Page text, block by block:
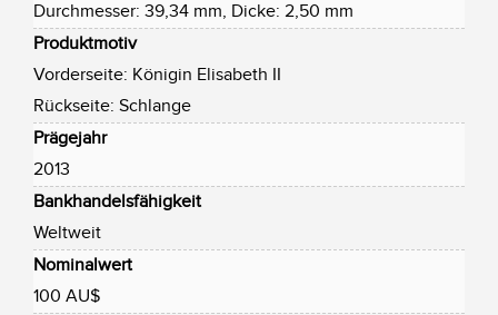
Durchmesser: 39,34 mm, Dicke: 2,50 mm
Produktmotiv
Vorderseite: Königin Elisabeth II
Rückseite: Schlange
Prägejahr
2013
Bankhandelsfähigkeit
Weltweit
Nominalwert
100 AU$